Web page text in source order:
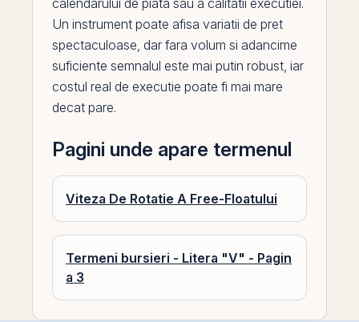
calendarului de piata sau a calitatii executiei.
Un instrument poate afisa variatii de pret
spectaculoase, dar fara volum si adancime
suficiente semnalul este mai putin robust, iar
costul real de executie poate fi mai mare
decat pare.
Pagini unde apare termenul
Viteza De Rotatie A Free-Floatului
Termeni bursieri - Litera "V" - Pagin
a 3